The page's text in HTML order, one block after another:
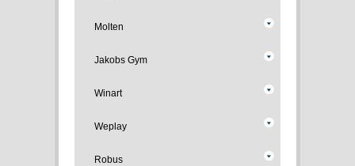
Molten
Jakobs Gym
Winart
Weplay
Robus